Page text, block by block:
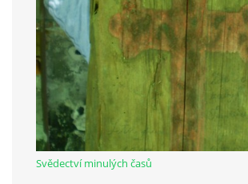
Mgr. Miroslava Cinkeisová
723 967 851
Mirkaci@email.cz
© 2026 eStránky.cz RSS
Svědectví minulých časů